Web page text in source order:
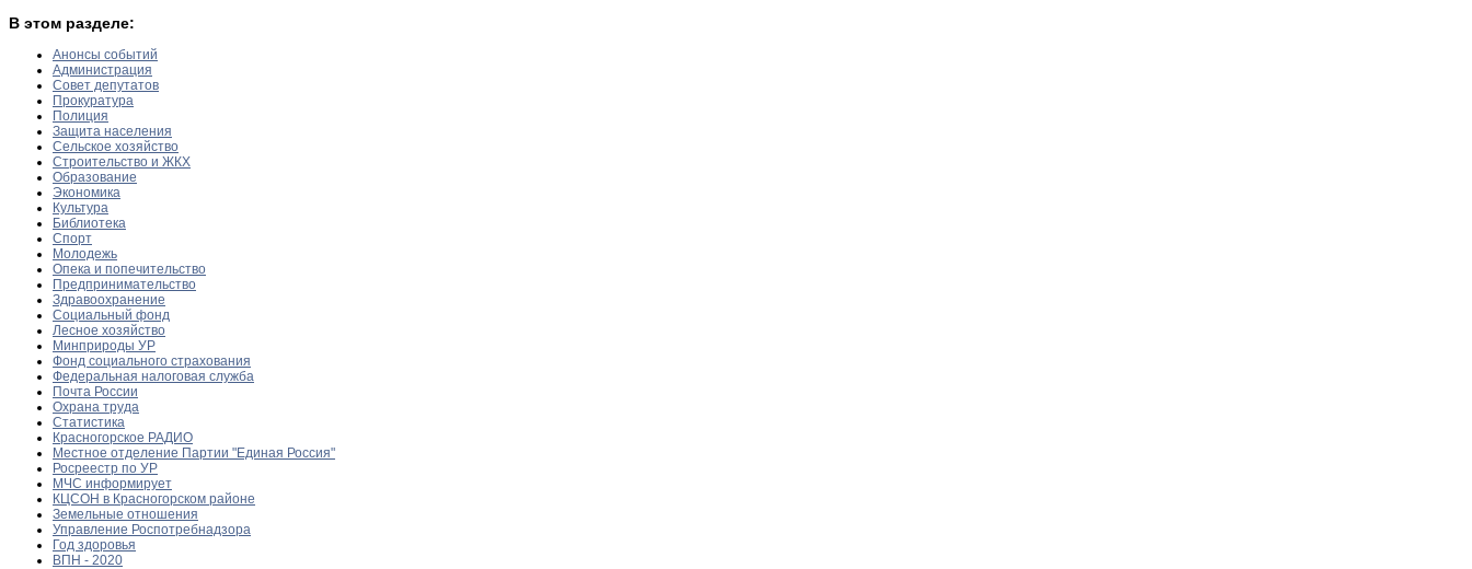
В этом разделе:
Анонсы событий
Администрация
Совет депутатов
Прокуратура
Полиция
Защита населения
Сельское хозяйство
Строительство и ЖКХ
Образование
Экономика
Культура
Библиотека
Спорт
Молодежь
Опека и попечительство
Предпринимательство
Здравоохранение
Социальный фонд
Лесное хозяйство
Минприроды УР
Фонд социального страхования
Федеральная налоговая служба
Почта России
Охрана труда
Статистика
Красногорское РАДИО
Местное отделение Партии "Единая Россия"
Росреестр по УР
МЧС информирует
КЦСОН в Красногорском районе
Земельные отношения
Управление Роспотребнадзора
Год здоровья
ВПН - 2020